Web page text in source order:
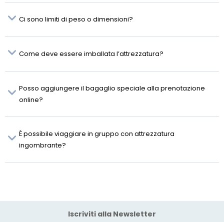
Ci sono limiti di peso o dimensioni?
Come deve essere imballata l’attrezzatura?
Posso aggiungere il bagaglio speciale alla prenotazione
online?
È possibile viaggiare in gruppo con attrezzatura
ingombrante?
Iscriviti alla Newsletter